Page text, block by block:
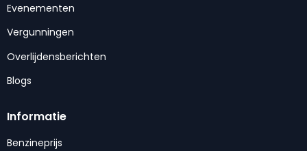
Evenementen
Vergunningen
Overlijdensberichten
Blogs
Informatie
Benzineprijs